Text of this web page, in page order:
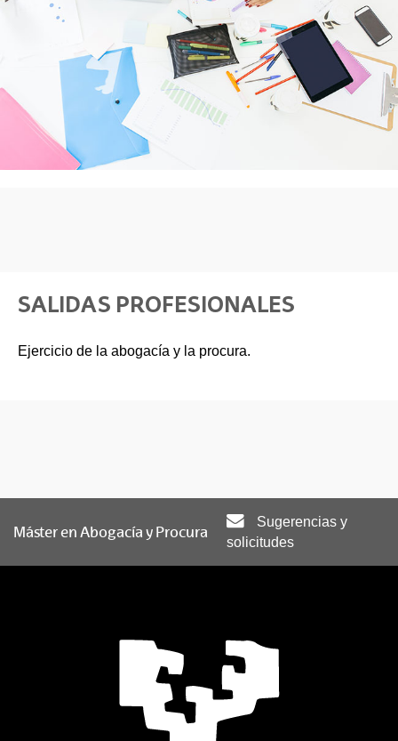
SALIDAS PROFESIONALES
Ejercicio de la abogacía y la procura.
Máster en Abogacía y Procura
Sugerencias y
solicitudes